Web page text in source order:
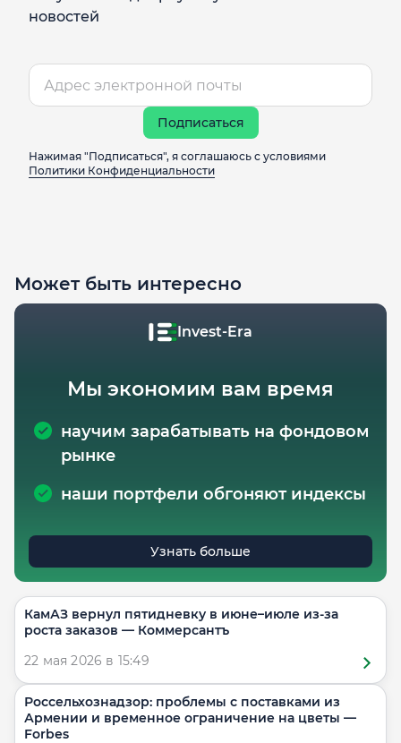
новостей
Подписаться
Нажимая "Подписаться", я соглашаюсь с условиями
Политики Конфиденциальности
Может быть интересно
Invest-Era
Мы экономим вам время
научим зарабатывать на фондовом
рынке
наши портфели обгоняют индексы
Узнать больше
КамАЗ вернул пятидневку в июне–июле из-за
роста заказов — Коммерсантъ
22 мая 2026 в 15:49
Россельхознадзор: проблемы с поставками из
Армении и временное ограничение на цветы —
Forbes